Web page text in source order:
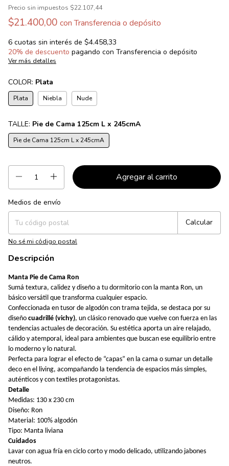
Precio sin impuestos $22.107,44
$21.400,00 con Transferencia o depósito
6 cuotas sin interés de $4.458,33
20% de descuento pagando con Transferencia o depósito
Ver más detalles
COLOR: Plata
Plata Niebla Nude
TALLE: Pie de Cama 125cm L x 245cmA
Pie de Cama 125cm L x 245cmA
Entregas para el CP:
Medios de envío
Calcular
No sé mi código postal
Descripción
Manta Pie de Cama Ron
Sumá textura, calidez y diseño a tu dormitorio con la manta Ron, un
básico versátil que transforma cualquier espacio.
Confeccionada en tusor de algodón con trama tejida, se destaca por su
diseño cuadrillé (vichy), un clásico renovado que vuelve con fuerza en las
tendencias actuales de decoración. Su estética aporta un aire relajado,
cálido y atemporal, ideal para ambientes que buscan ese equilibrio entre
lo moderno y lo natural.
Perfecta para lograr el efecto de “capas” en la cama o sumar un detalle
deco en el living, acompañando la tendencia de espacios más simples,
auténticos y con textiles protagonistas.
Detalle
Medidas: 130 x 230 cm
Diseño: Ron
Material: 100% algodón
Tipo: Manta liviana
Cuidados
Lavar con agua fría en ciclo corto y modo delicado, utilizando jabones
neutros.